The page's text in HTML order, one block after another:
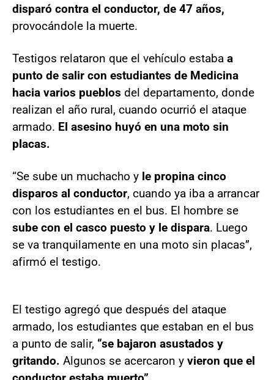
disparó contra el conductor, de 47 años,
provocándole la muerte.
Testigos relataron que el vehículo estaba a
punto de salir con estudiantes de Medicina
hacia varios pueblos del departamento, donde
realizan el año rural, cuando ocurrió el ataque
armado. El asesino huyó en una moto sin
placas.
“Se sube un muchacho y le propina cinco
disparos al conductor, cuando ya iba a arrancar
con los estudiantes en el bus. El hombre se
sube con el casco puesto y le dispara. Luego
se va tranquilamente en una moto sin placas”,
afirmó el testigo.
El testigo agregó que después del ataque
armado, los estudiantes que estaban en el bus
a punto de salir, “se bajaron asustados y
gritando. Algunos se acercaron y vieron que el